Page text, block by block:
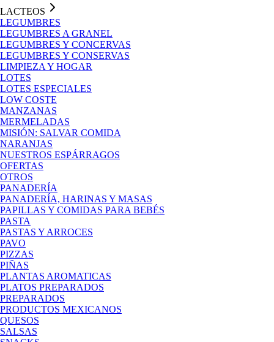
LACTEOS
LEGUMBRES
LEGUMBRES A GRANEL
LEGUMBRES Y CONCERVAS
LEGUMBRES Y CONSERVAS
LIMPIEZA Y HOGAR
LOTES
LOTES ESPECIALES
LOW COSTE
MANZANAS
MERMELADAS
MISIÓN: SALVAR COMIDA
NARANJAS
NUESTROS ESPÁRRAGOS
OFERTAS
OTROS
PANADERÍA
PANADERÍA, HARINAS Y MASAS
PAPILLAS Y COMIDAS PARA BEBÉS
PASTA
PASTAS Y ARROCES
PAVO
PIZZAS
PIÑAS
PLANTAS AROMATICAS
PLATOS PREPARADOS
PREPARADOS
PRODUCTOS MEXICANOS
QUESOS
SALSAS